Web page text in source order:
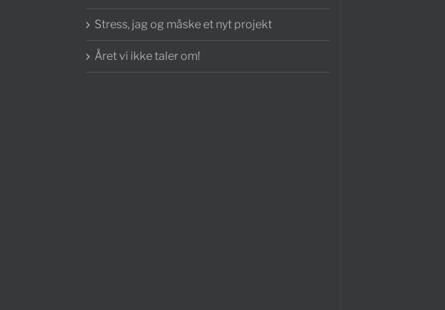
Stress, jag og måske et nyt projekt
Året vi ikke taler om!